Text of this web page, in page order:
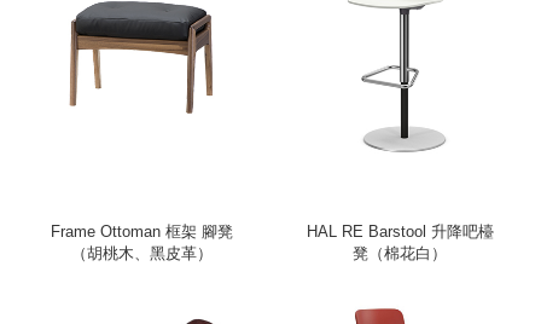
Frame Ottoman 框架 腳凳
（胡桃木、黑皮革）
HAL RE Barstool 升降吧檯
凳（棉花白）